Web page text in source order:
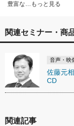
豊富な…もっと見る
関連セミナー・商
音声・映
佐藤元
CD
関連記事